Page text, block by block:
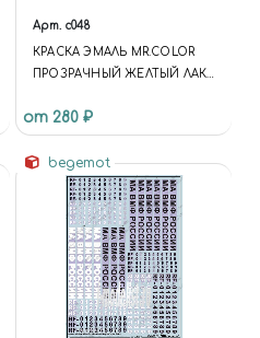
Арт. c048
КРАСКА ЭМАЛЬ MR.COLOR
ПРОЗРАЧНЫЙ ЖЕЛТЫЙ ЛАК
от 280 ₽
begemot